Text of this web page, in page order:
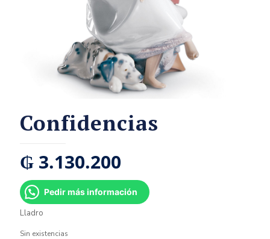
Confidencias
₲ 3.130.200
Pedir más información
Lladro
Sin existencias